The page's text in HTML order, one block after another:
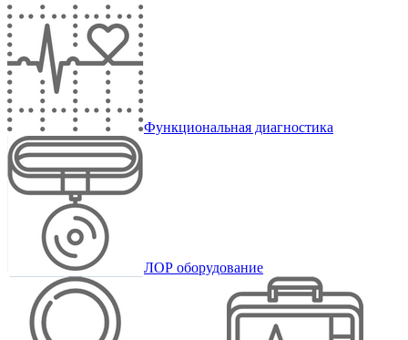
Функциональная диагностика
ЛОР оборудование